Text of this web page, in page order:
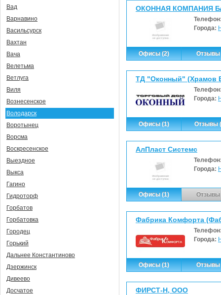
ОКОННАЯ КОМПАНИЯ
Города:
Офисы (2) Отзывы
ТД "Оконный" (Храмов
Города:
Офисы (1) Отзывы
АлПласт Системс
Города:
Офисы (1) Отзывы
Фабрика Комфорта
Города:
Офисы (1) Отзывы
ФИРСТ-Н, ООО
Вад
Варнавино
Васильсурск
Вахтан
Вача
Велетьма
Ветлуга
Виля
Вознесенское
Володарск
Воротынец
Ворсма
Воскресенское
Выездное
Выкса
Гагино
Гидроторф
Горбатов
Горбатовка
Городец
Горький
Дальнее Константиново
Дзержинск
Дивеево
Досчатое